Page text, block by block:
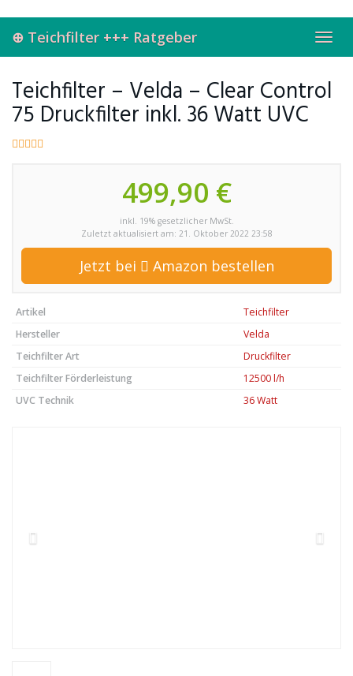
to
main
content
⊕ Teichfilter +++ Ratgeber
Teichfilter – Velda – Clear Control
75 Druckfilter inkl. 36 Watt UVC
499,90 €
inkl. 19% gesetzlicher MwSt.
Zuletzt aktualisiert am: 21. Oktober 2022 23:58
Jetzt bei Amazon bestellen
Artikel
Teichfilter
Hersteller
Velda
Teichfilter Art
Druckfilter
Teichfilter Förderleistung
12500 l/h
UVC Technik
36 Watt